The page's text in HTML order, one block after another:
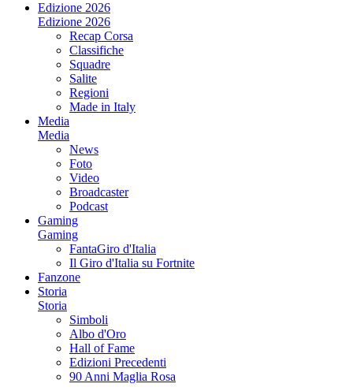
Edizione 2026
Edizione 2026
Recap Corsa
Classifiche
Squadre
Salite
Regioni
Made in Italy
Media
Media
News
Foto
Video
Broadcaster
Podcast
Gaming
Gaming
FantaGiro d'Italia
Il Giro d'Italia su Fortnite
Fanzone
Storia
Storia
Simboli
Albo d'Oro
Hall of Fame
Edizioni Precedenti
90 Anni Maglia Rosa